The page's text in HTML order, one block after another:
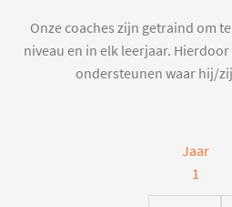
Onze coaches zijn getraind om
niveau en in elk leerjaar.
ondersteunen waar hij/
Jaar
1